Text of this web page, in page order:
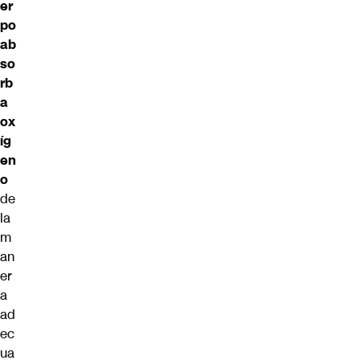
er
po
ab
so
rb
a
ox
íg
en
o
de
la
m
an
er
a
ad
ec
ua